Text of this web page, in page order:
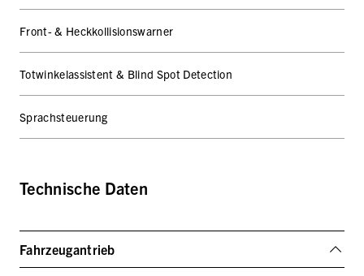
Front- & Heckkollisionswarner
Totwinkelassistent & Blind Spot Detection
Sprachsteuerung
Technische Daten
Fahrzeugantrieb